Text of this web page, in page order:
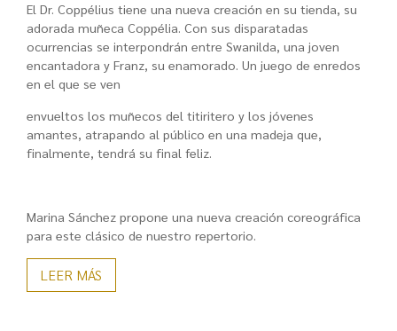
El Dr. Coppélius tiene una nueva creación en su tienda, su
adorada muñeca Coppélia. Con sus disparatadas
ocurrencias se interpondrán entre Swanilda, una joven
encantadora y Franz, su enamorado. Un juego de enredos
en el que se ven
envueltos los muñecos del titiritero y los jóvenes
amantes, atrapando al público en una madeja que,
finalmente, tendrá su final feliz.
Marina Sánchez propone una nueva creación coreográfica
para este clásico de nuestro repertorio.
LEER MÁS